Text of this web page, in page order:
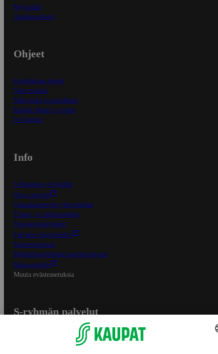
Myymälät
Asiakaspalvelu
Ohjeet
Ensitilaajan ohjeet
Näin maksat
Näin tilaat ja muokkaat
Kaikki ohjeet ja vinkit
In English
Info
S-Business yrityksille
Oiva-raportit
Osuuskauppojen yhteystiedot
Tilaus- ja toimitusehdot
Tietosuojakäytäntö
Palvelun käyttöehdot
Saavutettavuus
Mobiilisovelluksen saavutettavuus
Mainostajalle
Muuta evästeasetuksia
S-ryhmän palvelut